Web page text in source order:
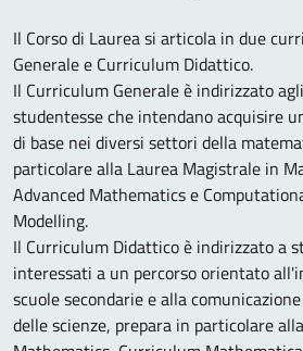
Il Corso di Laurea si articola in due
Generale e Curriculum Didattico.
Il Curriculum Generale è indirizzato
studentesse che intendano acquisire
di base nei diversi settori della
particolare alla Laurea Magistrale in
Advanced Mathematics e
Modelling.
Il Curriculum Didattico è indirizzato a
interessati a un percorso orientato
scuole secondarie e alla
delle scienze, prepara in particolare